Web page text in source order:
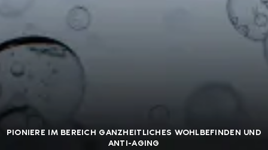
PIONIERE IM BEREICH GANZHEITLICHES WOHLBEFINDEN UND
ANTI-AGING